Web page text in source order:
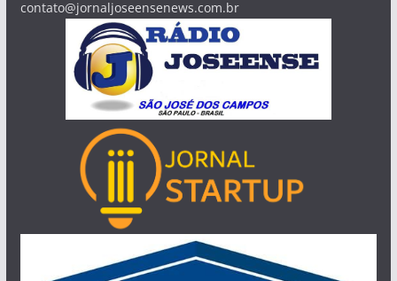
contato@jornaljoseensenews.com.br